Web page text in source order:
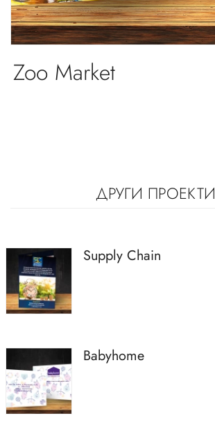
Zoo Market
ДРУГИ ПРОЕКТИ
Supply Chain
Babyhome